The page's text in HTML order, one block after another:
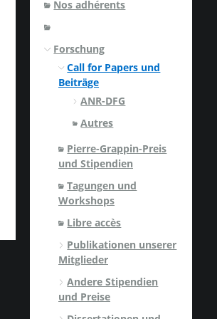
Nos adhérents
Forschung
Call for Papers und
Beiträge
ANR-DFG
Autres
Pierre-Grappin-Preis
und Stipendien
Tagungen und
Workshops
Libre accès
Publikationen unserer
Mitglieder
Andere Stipendien
und Preise